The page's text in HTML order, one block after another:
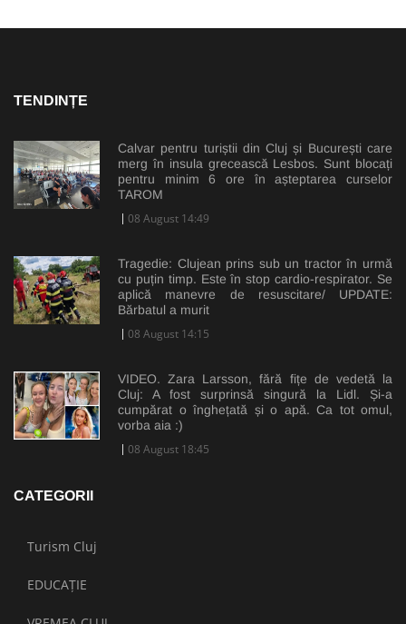
TENDINȚE
Calvar pentru turiștii din Cluj și București care
merg în insula grecească Lesbos. Sunt blocați
pentru minim 6 ore în așteptarea curselor
TAROM
08 August 14:49
Tragedie: Clujean prins sub un tractor în urmă
cu puțin timp. Este în stop cardio-respirator. Se
aplică manevre de resuscitare/ UPDATE:
Bărbatul a murit
08 August 14:15
VIDEO. Zara Larsson, fără fițe de vedetă la
Cluj: A fost surprinsă singură la Lidl. Și-a
cumpărat o înghețată și o apă. Ca tot omul,
vorba aia :)
08 August 18:45
CATEGORII
Turism Cluj
EDUCAȚIE